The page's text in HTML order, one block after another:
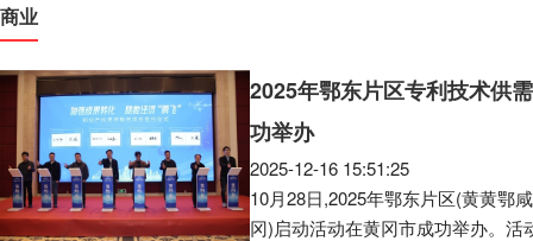
商业
2025年鄂东片区专利技术供
功举办
2025-12-16 15:51:25
10月28日,2025年鄂东片区(黄黄鄂
冈)启动活动在黄冈市成功举办。